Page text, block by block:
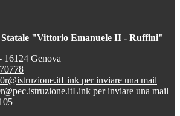
Statale "Vittorio Emanuele II - Ruffini"
16124 Genova
Link per inviare una mail
Link per inviare una mail